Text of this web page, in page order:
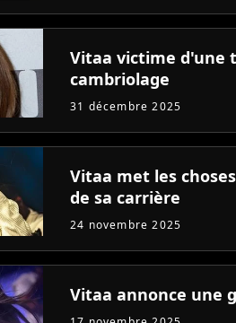
Vitaa victime d'une
cambriolage
31 décembre 2025
Vitaa met les
de sa carrière
24 novembre 2025
Vitaa annonce une